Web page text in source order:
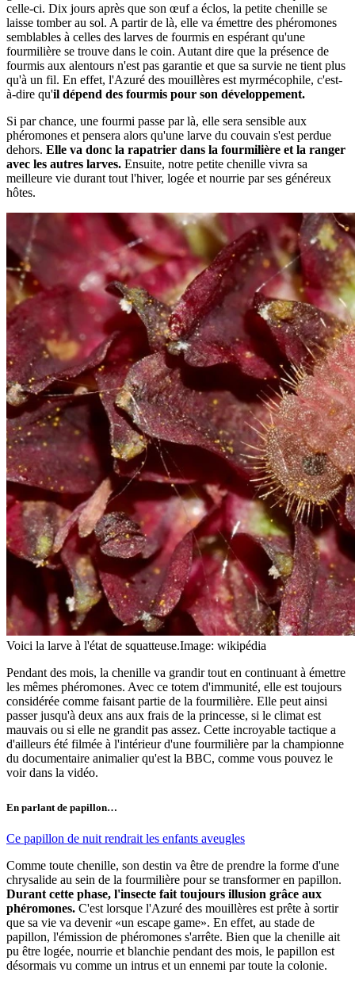
celle-ci. Dix jours après que son œuf a éclos, la petite chenille se
laisse tomber au sol. A partir de là, elle va émettre des phéromones
semblables à celles des larves de fourmis en espérant qu'une
fourmilière se trouve dans le coin. Autant dire que la présence de
fourmis aux alentours n'est pas garantie et que sa survie ne tient plus
qu'à un fil. En effet, l'Azuré des mouillères est myrmécophile, c'est-
à-dire qu'il dépend des fourmis pour son développement.
Si par chance, une fourmi passe par là, elle sera sensible aux
phéromones et pensera alors qu'une larve du couvain s'est perdue
dehors. Elle va donc la rapatrier dans la fourmilière et la ranger
avec les autres larves. Ensuite, notre petite chenille vivra sa
meilleure vie durant tout l'hiver, logée et nourrie par ses généreux
hôtes.
Voici la larve à l'état de squatteuse.Image: wikipédia
Pendant des mois, la chenille va grandir tout en continuant à émettre
les mêmes phéromones. Avec ce totem d'immunité, elle est toujours
considérée comme faisant partie de la fourmilière. Elle peut ainsi
passer jusqu'à deux ans aux frais de la princesse, si le climat est
mauvais ou si elle ne grandit pas assez. Cette incroyable tactique a
d'ailleurs été filmée à l'intérieur d'une fourmilière par la championne
du documentaire animalier qu'est la BBC, comme vous pouvez le
voir dans la vidéo.
En parlant de papillon…
Ce papillon de nuit rendrait les enfants aveugles
Comme toute chenille, son destin va être de prendre la forme d'une
chrysalide au sein de la fourmilière pour se transformer en papillon.
Durant cette phase, l'insecte fait toujours illusion grâce aux
phéromones. C'est lorsque l'Azuré des mouillères est prête à sortir
que sa vie va devenir «un escape game». En effet, au stade de
papillon, l'émission de phéromones s'arrête. Bien que la chenille ait
pu être logée, nourrie et blanchie pendant des mois, le papillon est
désormais vu comme un intrus et un ennemi par toute la colonie.